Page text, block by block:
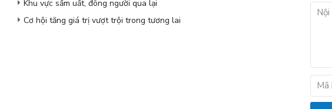
Khu vực sầm uất, đông người qua lại
Cơ hội tăng giá trị vượt trội trong tương lai